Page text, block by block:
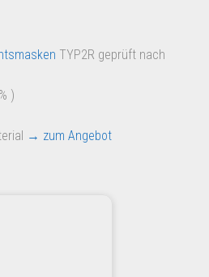
TYP2R geprüft nach
)
→ zum Angebot